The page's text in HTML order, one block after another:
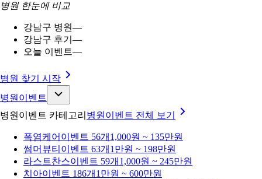
병원 한눈에 비교
강남구 병원—
강남구 후기 —
오늘 이벤트—
병원 찾기 시작
병원이벤트
병원이벤트 카테고리 병원이벤트 전체 보기
폭염케어 이벤트 56개 1,000원 ~ 135만원
썸머뷰티 이벤트 63개 1만원 ~ 198만원
라스트찬스이벤트 59개 1,000원 ~ 245만원
치아이벤트 186개 1만원 ~ 600만원